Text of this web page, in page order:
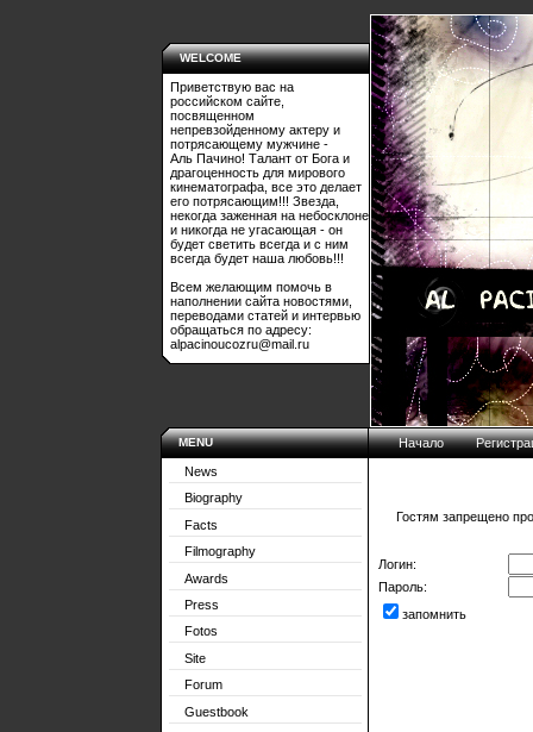
WELCOME
Приветствую вас на
российском сайте,
посвященном
непревзойденному актеру и
потрясающему мужчине -
Аль Пачино! Талант от Бога и
драгоценность для мирового
кинематографа, все это делает
его потрясающим!!! Звезда,
некогда заженная на небосклоне
и никогда не угасающая - он
будет светить всегда и с ним
всегда будет наша любовь!!!
Всем желающим помочь в
наполнении сайта новостями,
переводами статей и интервью
обращаться по адресу:
alpacinoucozru@mail.ru
MENU
News
Biography
Facts
Filmography
Awards
Press
Fotos
Site
Forum
Guestbook
Начало
Гостям запрещено
Логин:
Пароль:
запомнить